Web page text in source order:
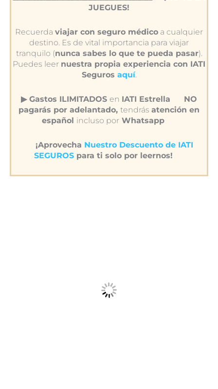
JUEGUES!
Recuerda viajar con seguro médico a cualquier
destino. Es de vital importancia para viajar
tranquilo (nunca sabes lo que te pueda pasar).
Puedes leer nuestra propia experiencia con IATI
Seguros aquí.
▶︎ Gastos ILIMITADOS en IATI Estrella
NO
pagarás por adelantado, tendrás atención en
español incluso por Whatsapp
¡Aprovecha Nuestro Descuento de IATI
SEGUROSpara ti solo por leernos!